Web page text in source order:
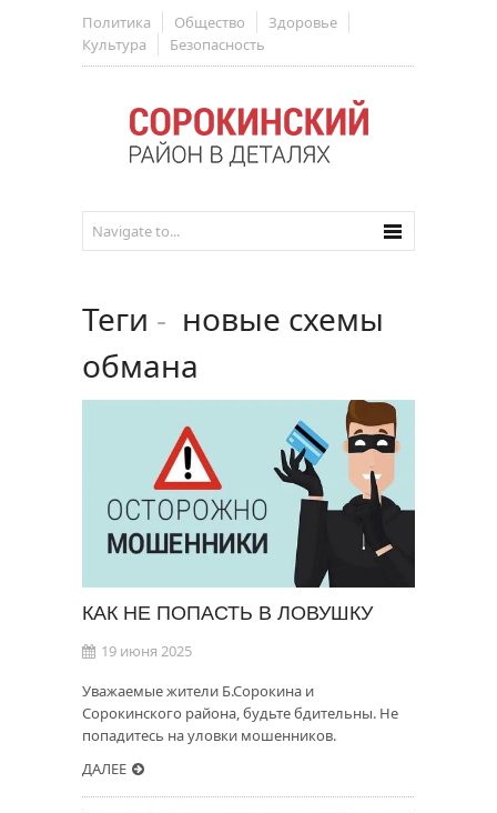
Политика Общество
Здоровье
Культура
Безопасность
Теги - новые схемы
обмана
КАК НЕ ПОПАСТЬ В ЛОВУШКУ
19 июня 2025
Уважаемые жители Б.Сорокина и
Сорокинского района, будьте бдительны. Не
попадитесь на уловки мошенников.
ДАЛЕЕ